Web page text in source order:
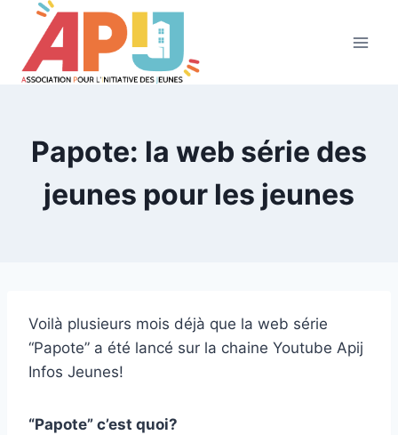
contenu
Papote: la web série des
jeunes pour les jeunes
Voilà plusieurs mois déjà que la web série
“Papote” a été lancé sur la chaine Youtube Apij
Infos Jeunes!
“Papote” c’est quoi?